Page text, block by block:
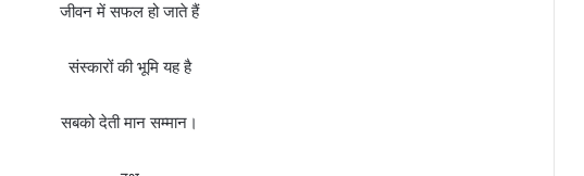
जीवन में सफल हो जाते हैं
संस्कारों की भूमि यह है
सबको देती मान सम्मान।